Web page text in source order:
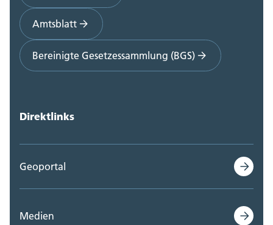
Amtsblatt
Bereinigte Gesetzessammlung (BGS)
Direktlinks
Geoportal
Medien